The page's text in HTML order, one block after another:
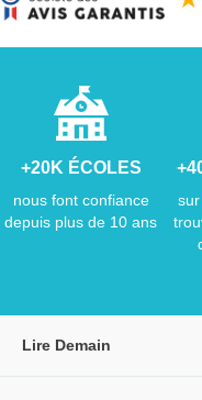
+20K ÉCOLES
nous font confiance
depuis plus de 10 ans
Lire Demain